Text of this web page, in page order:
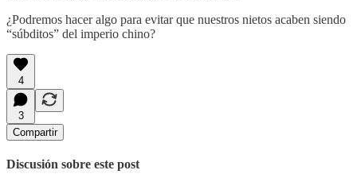
¿Podremos hacer algo para evitar que nuestros nietos acaben siendo
“súbditos” del imperio chino?
4
3
Compartir
Discusión sobre este post